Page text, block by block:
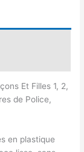
Et Filles 1, 2,
de Police,
en plastique